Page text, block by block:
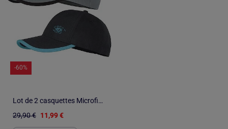
-60%
Lot de 2 casquettes Microfibre - ATLAS FOR MEN
29,90 € 11,99 €